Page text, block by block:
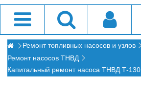
Ремонт топливных насосов и узлов
Ремонт насосов ТНВД
Капитальный ремонт насоса ТНВД Т-130